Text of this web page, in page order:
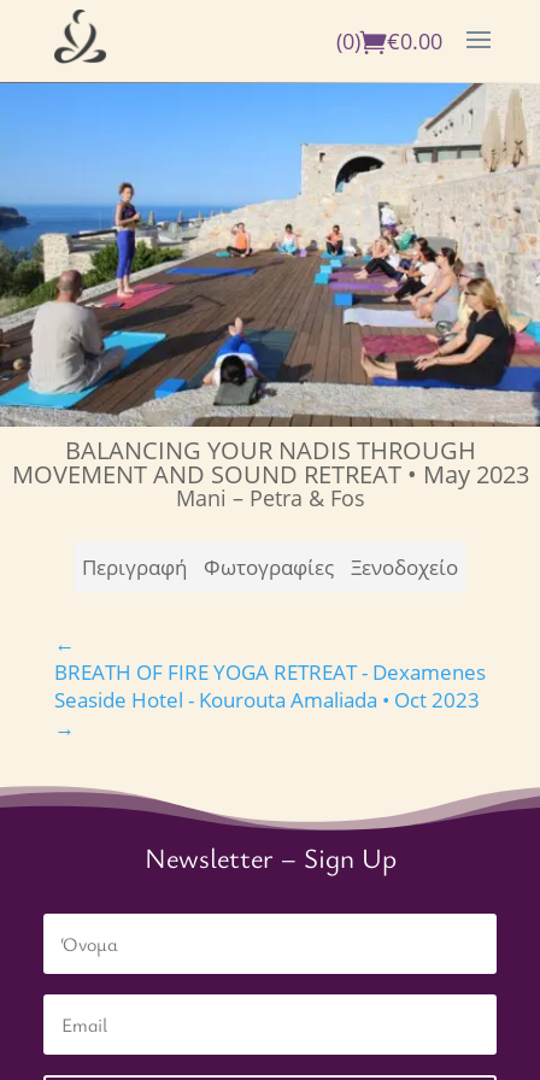
(0) €0.00
BALANCING YOUR NADIS THROUGH
MOVEMENT AND SOUND RETREAT • May 2023
Mani – Petra & Fos
Περιγραφή Φωτογραφίες Ξενοδοχείο
←
BREATH OF FIRE YOGA RETREAT - Dexamenes
Seaside Hotel - Kourouta Amaliada • Oct 2023
→
Newsletter – Sign Up